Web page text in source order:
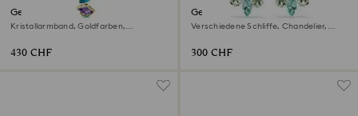
Gema Uhr
Kristallarmband, Goldfarben,
430 CHF
Gema Drop-Ohrhänger
Verschiedene Schliffe, Chandelier,
300 CHF